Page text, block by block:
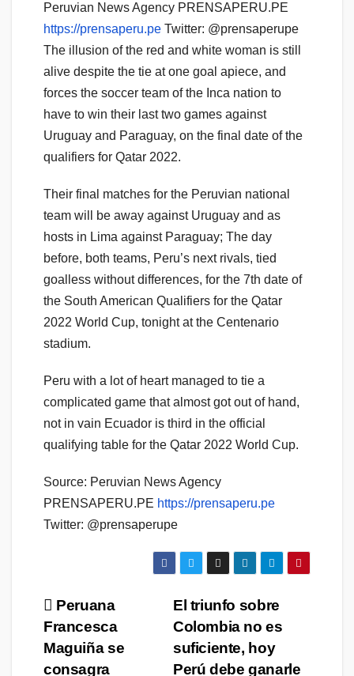
Peruvian News Agency PRENSAPERU.PE
https://prensaperu.pe Twitter: @prensaperupe
The illusion of the red and white woman is still
alive despite the tie at one goal apiece, and
forces the soccer team of the Inca nation to
have to win their last two games against
Uruguay and Paraguay, on the final date of the
qualifiers for Qatar 2022.
Their final matches for the Peruvian national
team will be away against Uruguay and as
hosts in Lima against Paraguay; The day
before, both teams, Peru’s next rivals, tied
goalless without differences, for the 7th date of
the South American Qualifiers for the Qatar
2022 World Cup, tonight at the Centenario
stadium.
Peru with a lot of heart managed to tie a
complicated game that almost got out of hand,
not in vain Ecuador is third in the official
qualifying table for the Qatar 2022 World Cup.
Source: Peruvian News Agency
PRENSAPERU.PE https://prensaperu.pe
Twitter: @prensaperupe
Navegación
de
El triunfo sobre
Colombia no es
suficiente, hoy
Perú debe ganarle
Peruana
Francesca
Maguiña se
consagra